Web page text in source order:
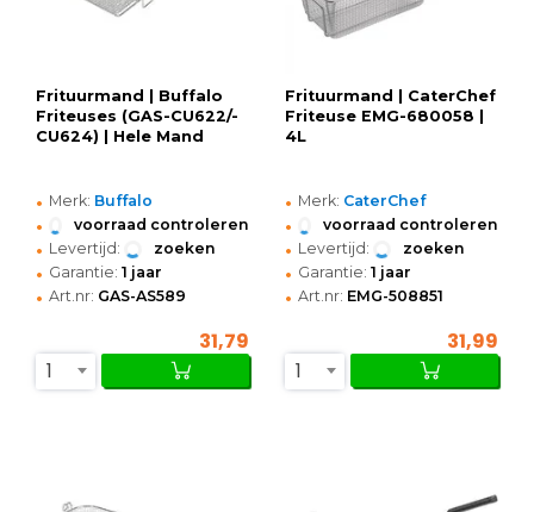
Frituurmand | Buffalo
Friteuses (GAS-CU622/-
CU624) | Hele Mand
• Merk: Buffalo
• voorraad controleren
• Levertijd: zoeken
• Garantie: 1 jaar
• Art.nr: GAS-AS589
31,79
1
Frituurmand | CaterChef
Friteuse EMG-680058 |
4L
• Merk: CaterChef
• voorraad controleren
• Levertijd: zoeken
• Garantie: 1 jaar
• Art.nr: EMG-508851
31,99
1